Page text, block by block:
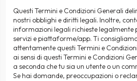
Questi Termini e Condizioni Generali
nostri obblighi e diritti legali. Inoltre,
informazioni legali richieste legalmente
servizi e piattaforme/app. Ti
attentamente questi Termini e
ai sensi di questi Termini e Condizioni
a seconda che tu sia un utente o un
Se hai domande, preoccupazioni o